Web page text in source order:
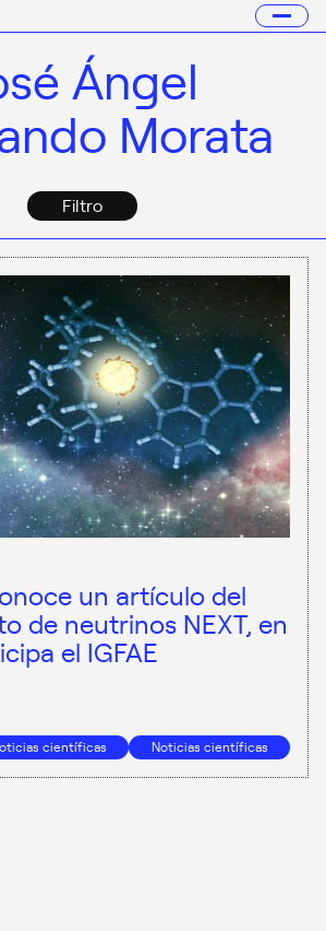
Ángel
Morata
Filtro
un artículo del
de neutrinos NEXT, en
el IGFAE
científicas Noticias científicas